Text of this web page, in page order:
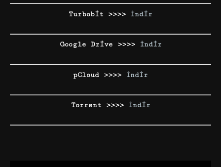
Turbobit >>>> İndir
Google Drive >>>> İndir
pCloud >>>> İndir
Torrent >>>> İndir